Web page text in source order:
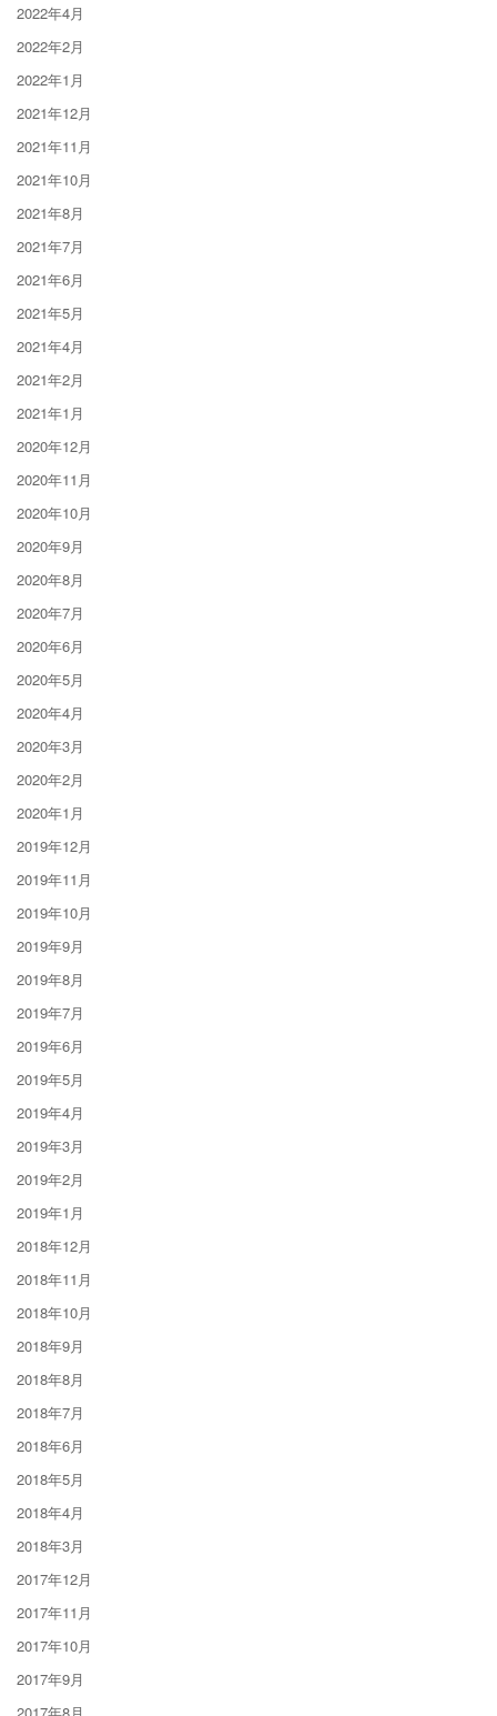
2022年4月
2022年2月
2022年1月
2021年12月
2021年11月
2021年10月
2021年8月
2021年7月
2021年6月
2021年5月
2021年4月
2021年2月
2021年1月
2020年12月
2020年11月
2020年10月
2020年9月
2020年8月
2020年7月
2020年6月
2020年5月
2020年4月
2020年3月
2020年2月
2020年1月
2019年12月
2019年11月
2019年10月
2019年9月
2019年8月
2019年7月
2019年6月
2019年5月
2019年4月
2019年3月
2019年2月
2019年1月
2018年12月
2018年11月
2018年10月
2018年9月
2018年8月
2018年7月
2018年6月
2018年5月
2018年4月
2018年3月
2017年12月
2017年11月
2017年10月
2017年9月